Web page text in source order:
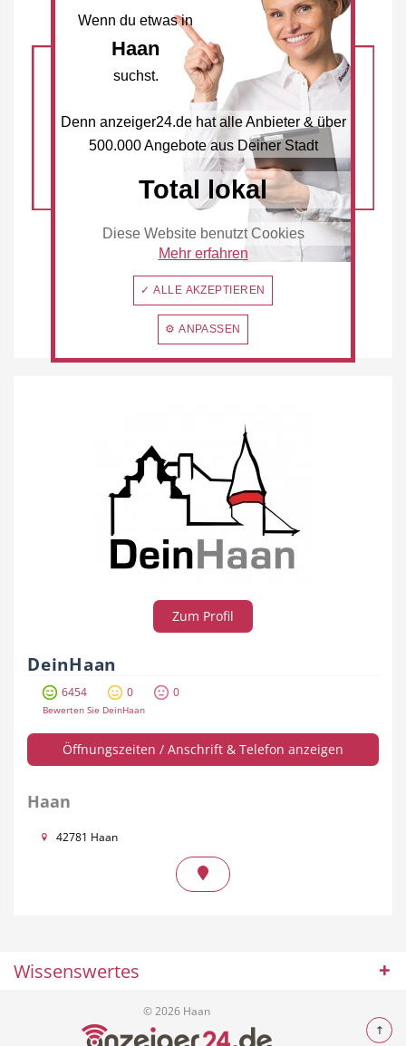
Zum Profil
DeinHaan
6454 0 0
Bewerten Sie DeinHaan
Öffnungszeiten / Anschrift & Telefon anzeigen
Haan
42781 Haan
Wissenswertes
© 2026 Haan
Wenn du etwas in
Haan
suchst.
Denn anzeiger24.de hat alle Anbieter & über
500.000 Angebote aus Deiner Stadt
Total lokal
Diese Website benutzt Cookies
Mehr erfahren
✓ ALLE AKZEPTIEREN
⚙ ANPASSEN